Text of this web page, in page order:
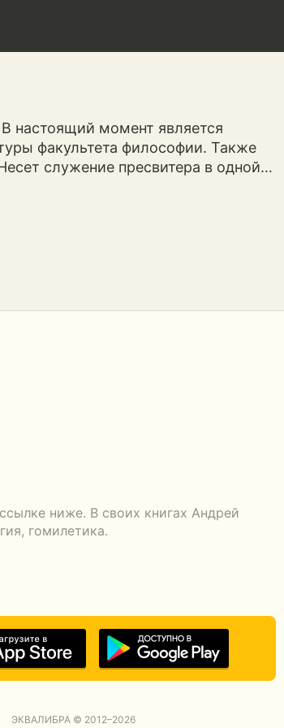
настоящий момент является
факультета философии. Также
служение пресвитера в одной…
ниже. В своих книгах Андрей
гомилетика.
ЭКВАЛИБРА © 2012–2026